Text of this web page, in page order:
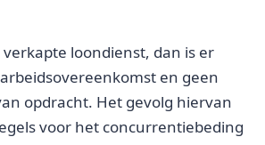
loondienst, dan is er
en geen
opdracht. Het gevolg hiervan
voor het concurrentiebeding